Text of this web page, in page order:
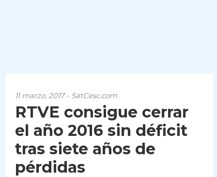
11 marzo, 2017 - SatCesc.com
RTVE consigue cerrar
el año 2016 sin déficit
tras siete años de
pérdidas